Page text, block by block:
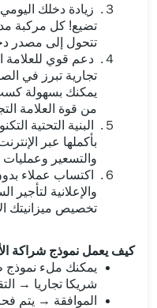
３.
زيادة دخلك
تضيع! كل مركبة
تتحول إلى مصدر
４.
دعم قوي للعلامة
تجارية تبرز في
يمكنك بسهولة كسب
من قوة العلامة
５.
البنية التحتية
بأكملها عبر
والتسعير وعمليات
６.
اكتساب عملاء
والإعلانية
تخصيص ميزانيتك
كيف يعمل نموذج شراكة
يمكنك ملء نموذج
شريكا تجاريا →
الموافقة → يتم